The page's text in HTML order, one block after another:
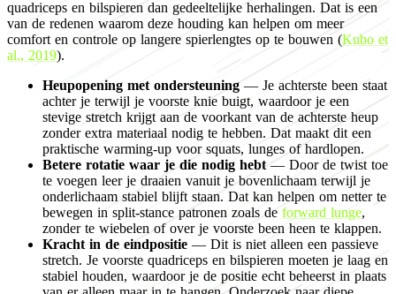
quadriceps en bilspieren dan gedeeltelijke herhalingen. Dat is een
van de redenen waarom deze houding kan helpen om meer
comfort en controle op langere spierlengtes op te bouwen (Kubo et
al., 2019).
Heupopening met ondersteuning— Je achterste been staat
achter je terwijl je voorste knie buigt, waardoor je een
stevige stretch krijgt aan de voorkant van de achterste heup
zonder extra materiaal nodig te hebben. Dat maakt dit een
praktische warming-up voor squats, lunges of hardlopen.
Betere rotatie waar je die nodig hebt — Door de twist toe
te voegen leer je draaien vanuit je bovenlichaam terwijl je
onderlichaam stabiel blijft staan. Dat kan helpen om netter te
bewegen in split-stance patronen zoals de forward lunge,
zonder te wiebelen of over je voorste been heen te klappen.
Kracht in de eindpositie — Dit is niet alleen een passieve
stretch. Je voorste quadriceps en bilspieren moeten je laag en
stabiel houden, waardoor je de positie echt beheerst in plaats